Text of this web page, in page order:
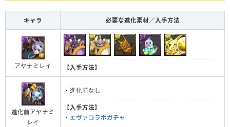
キャラ 必要な進化素材／入手方法
アヤナミレイ 【入手方法】
進化前アヤナミ
レイ
・進化前なし
【入手方法】
・ エヴァコラボガチャ